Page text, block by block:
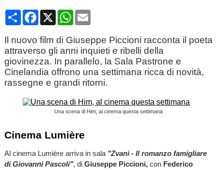
CondividiFacebook
X WhatsApp
Email
Il nuovo film di Giuseppe Piccioni racconta il poeta
attraverso gli anni inquieti e ribelli della
giovinezza. In parallelo, la Sala Pastrone e
Cinelandia offrono una settimana ricca di novità,
rassegne e grandi ritorni.
Una scena di Him, al cinema questa settimana
Cinema Lumière
Al cinema Lumière arriva in sala "Zvanì - Il romanzo famigliare
di Giovanni Pascoli", diGiuseppe Piccioni, con Federico